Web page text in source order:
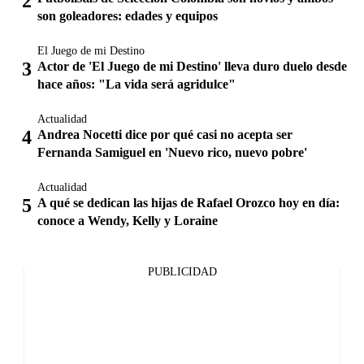
son goleadores: edades y equipos
El Juego de mi Destino
Actor de 'El Juego de mi Destino' lleva duro duelo desde
hace años: "La vida será agridulce"
Actualidad
Andrea Nocetti dice por qué casi no acepta ser
Fernanda Samiguel en 'Nuevo rico, nuevo pobre'
Actualidad
A qué se dedican las hijas de Rafael Orozco hoy en día:
conoce a Wendy, Kelly y Loraine
PUBLICIDAD